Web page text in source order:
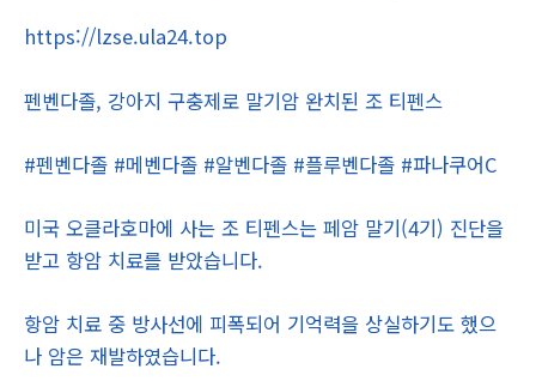
https://lzse.ula24.top
펜벤다졸, 강아지 구충제로 말기암 완치된 조 티펜스
#펜벤다졸 #메벤다졸 #알벤다졸 #플루벤다졸 #파나쿠어C
미국 오클라호마에 사는 조 티펜스는 페암 말기(4기) 진단을
받고 항암 치료를 받았습니다.
항암 치료 중 방사선에 피폭되어 기억력을 상실하기도 했으
나 암은 재발하였습니다.